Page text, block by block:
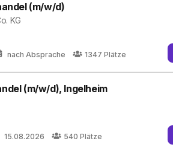
(m/w/d)
KG
nach Absprache 1347 Plätze
(m/w/d), Ingelheim
15.08.2026 540 Plätze